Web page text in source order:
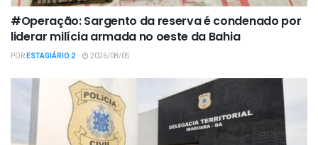
#Operação: Sargento da reserva é condenado por
liderar milícia armada no oeste da Bahia
PORESTAGIÁRIO 2 2026/08/05